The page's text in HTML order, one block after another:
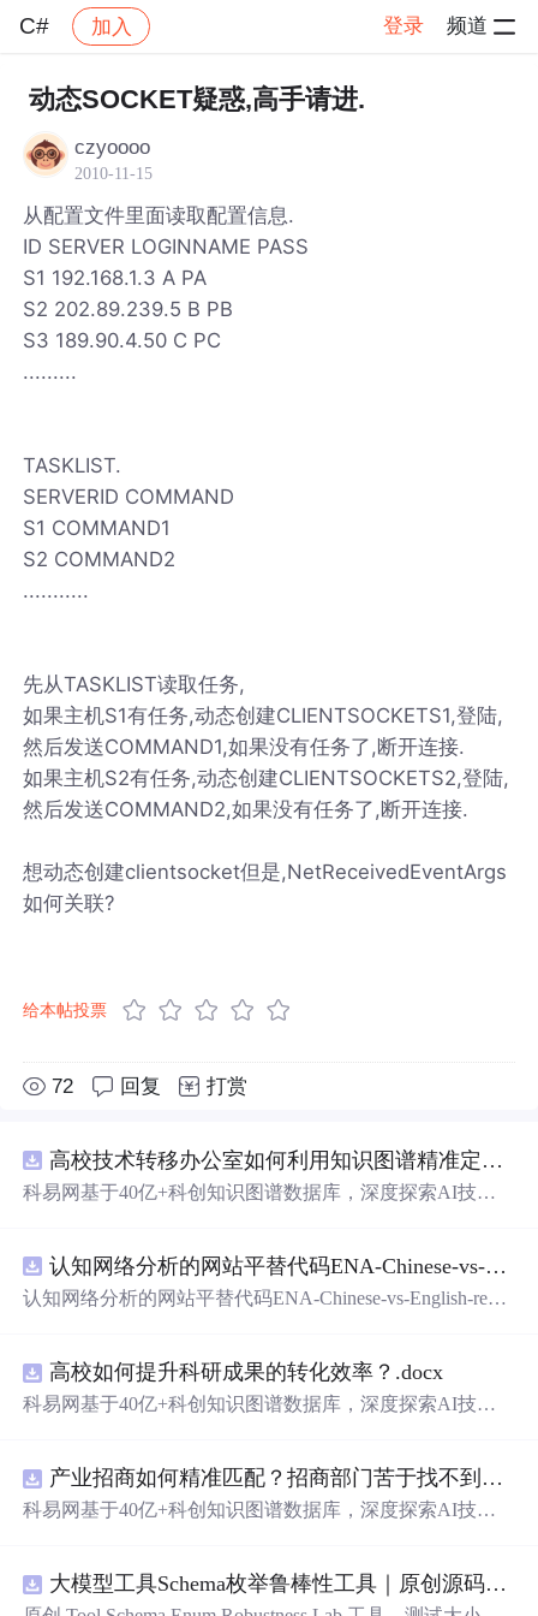
C# 加入 登录 频道
社区 C# 帖子详情
动态SOCKET疑惑,高手请进.
czyoooo
2010-11-15
从配置文件里面读取配置信息.
ID SERVER LOGINNAME PASS
S1 192.168.1.3 A PA
S2 202.89.239.5 B PB
S3 189.90.4.50 C PC
.........
TASKLIST.
SERVERID COMMAND
S1 COMMAND1
S2 COMMAND2
...........
先从TASKLIST读取任务,
如果主机S1有任务,动态创建CLIENTSOCKETS1,登陆,
然后发送COMMAND1,如果没有任务了,断开连接.
如果主机S2有任务,动态创建CLIENTSOCKETS2,登陆,
然后发送COMMAND2,如果没有任务了,断开连接.
想动态创建clientsocket但是,NetReceivedEventArgs
如何关联?
给本帖投票
72 回复 打赏
高校技术转移办公室如何利用知识图谱精准定位产业需求与技术适配点？.docx
科易网基于40亿+科创知识图谱数据库，深度探索AI技术
新领域的AI+数智化解决方案，推动科技创新与产业创新
智能化发展。
认知网络分析的网站平替代码ENA-Chinese-vs-English-reproducible.zip
认知网络分析的网站平替代码ENA-Chinese-vs-English-repro
高校如何提升科研成果的转化效率？.docx
科易网基于40亿+科创知识图谱数据库，深度探索AI技术
新领域的AI+数智化解决方案，推动科技创新与产业创新
智能化发展。
产业招商如何精准匹配？招商部门苦于找不到符合产业链补链强链方向的目标企业怎么办？.docx
科易网基于40亿+科创知识图谱数据库，深度探索AI技术
新领域的AI+数智化解决方案，推动科技创新与产业创新
智能化发展。
大模型工具Schema枚举鲁棒性工具｜原创源码+测试+离线报告